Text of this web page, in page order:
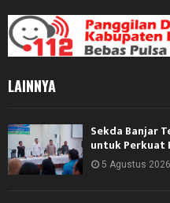
LAINNYA
Sekda Banjar
untuk Perkuat
5 Agustus 2026